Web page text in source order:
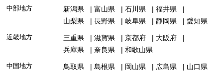
中部地方 新潟県 富山県 石川県
福井県
山梨県
長野県 岐阜県 静岡県 愛知県
近畿地方 三重県 滋賀県 京都府
大阪府
兵庫県
奈良県 和歌山県
中国地方 鳥取県 島根県 岡山県 広島県 山口県